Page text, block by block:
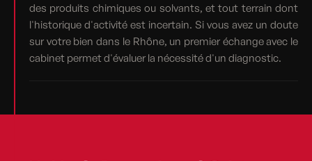
des produits chimiques ou solvants, et tout terrain dont
l'historique d'activité est incertain. Si vous avez un doute
sur votre bien dans le Rhône, un premier échange avec le
cabinet permet d'évaluer la nécessité d'un diagnostic.